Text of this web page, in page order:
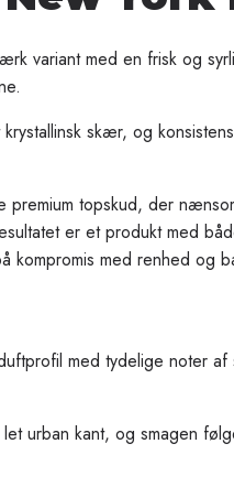
variant med en frisk og
skær, og
premium topskud, der
er et produkt med
kompromis med renhed og
med tydelige noter
urban kant, og smagen